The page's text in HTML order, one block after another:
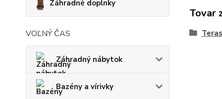
Záhradné doplnky
VOĽNÝ ČAS
Záhradný nábytok
Bazény a vírivky
Tovar